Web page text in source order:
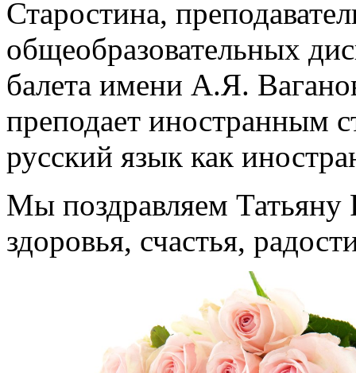
Старостина,
общеобразовательных
балета имени А.Я.
преподает иностранным
русский язык как
Мы поздравляем
здоровья, счастья,